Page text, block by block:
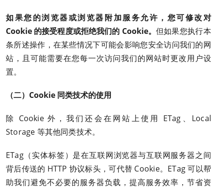
如果您的浏览器或浏览器附加服务允许，您可修改对
Cookie 的接受程度或拒绝我们的 Cookie。 但如果您执行本
条所述操作，在某些情况下可能会影响您安全访问我们的网
站，且可能需要在您每一次访问我们的网站时更改用户设
置。
（二）Cookie 同类技术的使用
除 Cookie 外，我们还会在网站上使用 ETag、Local
Storage 等其他同类技术。
ETag（实体标签）是在互联网浏览器与互联网服务器之间
背后传送的 HTTP 协议标头，可代替 Cookie。ETag 可以帮
助我们避免不必要的服务器负载，提高服务效率，节省资